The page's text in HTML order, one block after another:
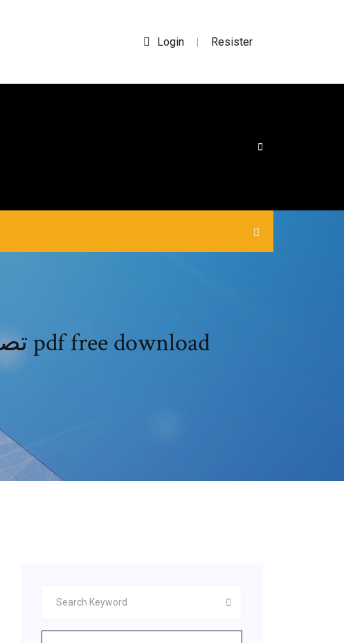
Login | Resister
تصميم المنطق الرقمي براين هولزسوورث الحل pdf free download